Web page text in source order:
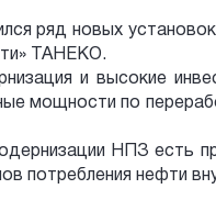
ряд новых
ТАНЕКО.
и высокие
мощности по
НПЗ есть
потребления нефти